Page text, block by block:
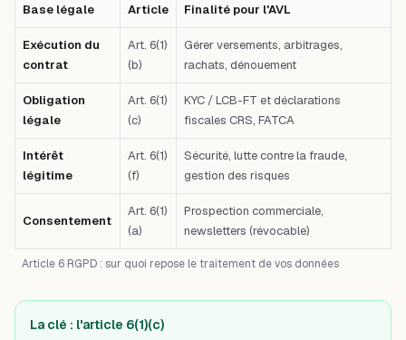
Article 6 RGPD : sur quoi repose le traitement de vos données
Base légale Article Finalité pour l'AVL
Exécution du
contrat
Art. 6(1)
(b)
Gérer versements, arbitrages,
rachats, dénouement
Obligation
légale
Art. 6(1)
(c)
KYC / LCB-FT et déclarations
fiscales CRS, FATCA
Intérêt
légitime
Art. 6(1)
(f)
Sécurité, lutte contre la fraude,
gestion des risques
Consentement
Art. 6(1)
(a)
Prospection commerciale,
newsletters (révocable)
La clé : l'article 6(1)(c)